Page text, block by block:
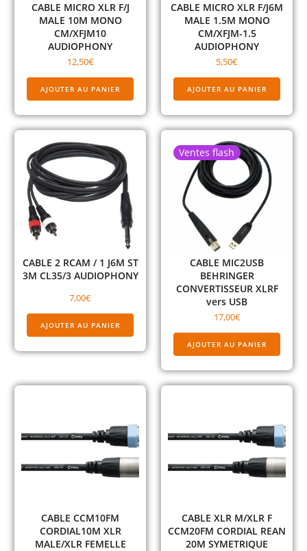
CABLE MICRO XLR F/J
MALE 10M MONO
CM/XFJM10
AUDIOPHONY
12,50€
AJOUTER AU PANIER
CABLE MICRO XLR F/J6M
MALE 1.5M MONO
CM/XFJM-1.5
AUDIOPHONY
5,50€
AJOUTER AU PANIER
CABLE 2 RCAM / 1 J6M ST
3M CL35/3 AUDIOPHONY
7,00€
AJOUTER AU PANIER
Ventes flash
CABLE MIC2USB
BEHRINGER
CONVERTISSEUR XLRF
vers USB
17,00€
AJOUTER AU PANIER
CABLE CCM10FM
CORDIAL10M XLR
MALE/XLR FEMELLE
CABLE XLR M/XLR F
CCM20FM CORDIAL REAN
20M SYMETRIQUE